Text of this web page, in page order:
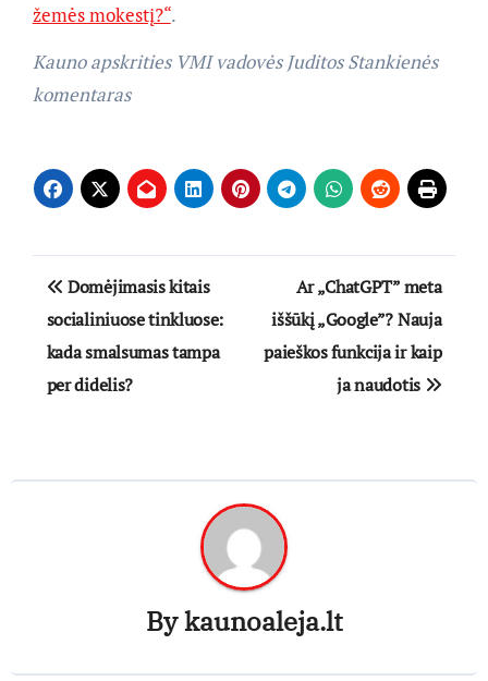
žemės mokestį?“.
Kauno apskrities VMI vadovės Juditos Stankienės
komentaras
Navigacija
tarp
įrašų
Domėjimasis kitais
socialiniuose tinkluose:
kada smalsumas tampa
per didelis?
Ar „ChatGPT” meta
iššūkį „Google”? Nauja
paieškos funkcija ir kaip
ja naudotis
Bykaunoaleja.lt